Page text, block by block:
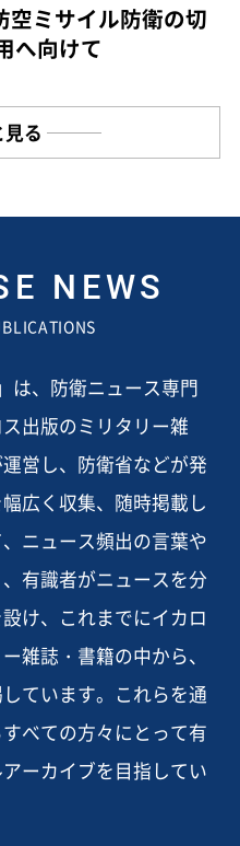
空ミサイル防衛の切
へ向けて
る
NEWS
は、防衛ニュース専門
出版のミリタリー雑
営し、防衛省などが発
広く収集、随時掲載し
ニュース頻出の言葉や
有識者がニュースを分
け、これまでにイカロ
雑誌・書籍の中から、
ています。これらを通
べての方々にとって有
ーカイブを目指してい